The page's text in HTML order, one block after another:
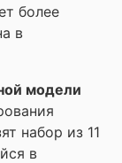
более
в
модели
набор из 11
в